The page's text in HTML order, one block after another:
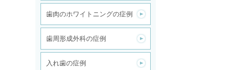
歯肉のホワイトニングの症例
歯周形成外科の症例
入れ歯の症例